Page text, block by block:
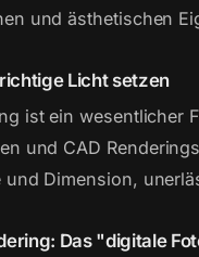
und ästhetischen
Licht setzen
ist ein wesentlicher
und CAD
und Dimension,
Das "digitale